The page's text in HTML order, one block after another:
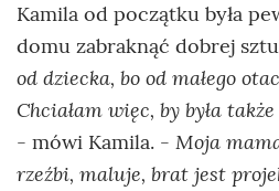
Kamila od początku była
domu zabraknąć dobrej
od dziecka, bo od małego
Chciałam więc, by była
- mówi Kamila. - Moja
rzeźbi, maluje, brat jest